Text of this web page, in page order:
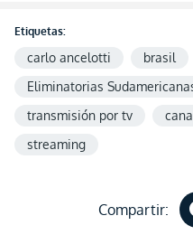
Etiquetas:
carlo ancelotti brasil
Eliminatorias
transmisión por tv
streaming
Compartir: